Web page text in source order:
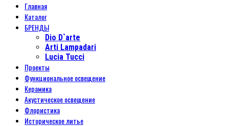
Главная
Каталог
БРЕНДЫ
Dio D`arte
Arti Lampadari
Lucia Tucci
Проекты
Функциональное освещение
Керамика
Акустическое освещение
Флористика
Историческое литье